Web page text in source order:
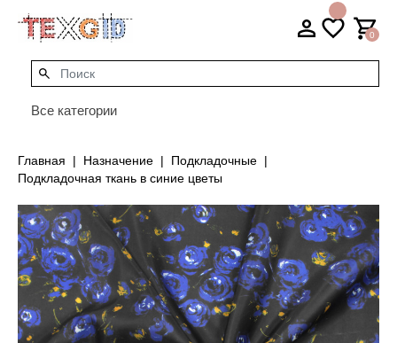
0
Все категории
Главная Назначение
Подкладочные
Подкладочная ткань в синие цветы